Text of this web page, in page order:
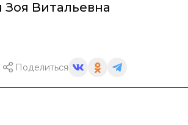
Зоя Витальевна
Поделиться